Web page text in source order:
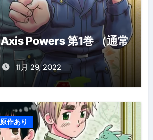
Powers 第1巻 （通常
11月 29, 2022
原作あり